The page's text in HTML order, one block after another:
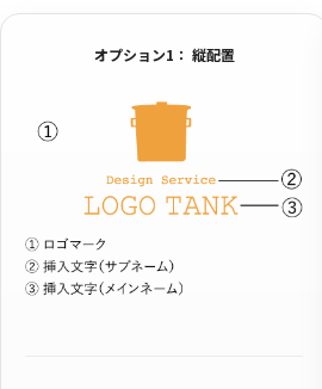
オプション1： 縦配置